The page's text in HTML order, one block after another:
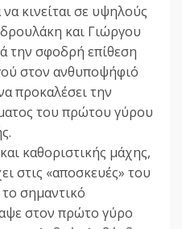
κινείται σε υψηλούς
και Γιώργου
την σφοδρή επίθεση
στον ανθυποψήφιό
προκαλέσει την
του πρώτου γύρου
καθοριστικής μάχης,
στις «αποσκευές» του
σημαντικό
στον πρώτο γύρο